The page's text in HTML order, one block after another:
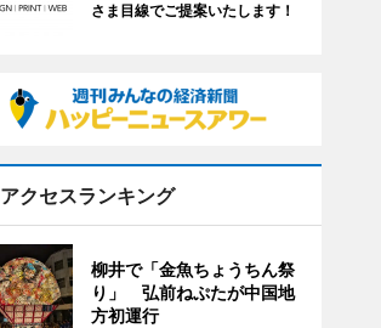
さま目線でご提案いたします！
アクセスランキング
柳井で「金魚ちょうちん祭
り」 弘前ねぷたが中国地
方初運行